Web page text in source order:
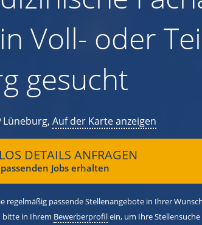
Voll- oder
gesucht
Lüneburg, Auf der Karte anzeigen
DETAILS ANFRAGEN
Jobs erhalten
regelmäßig passende Stellenangebote in Ihrer
bitte in Ihrem Bewerberprofilein, um Ihre